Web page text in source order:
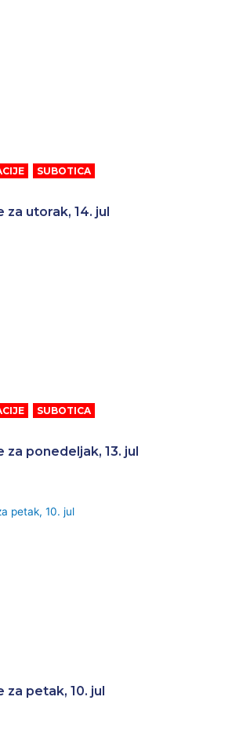
SUBOTICA
za utorak, 14. jul
SUBOTICA
za ponedeljak, 13. jul
za petak, 10. jul